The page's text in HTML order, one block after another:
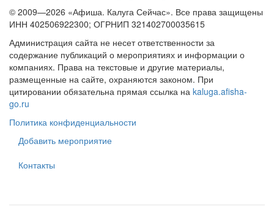
© 2009—2026 «Афиша. Калуга Сейчас». Все права защищены
ИНН 402506922300; ОГРНИП 321402700035615
Администрация сайта не несет ответственности за
содержание публикаций о мероприятиях и информации о
компаниях. Права на текстовые и другие материалы,
размещенные на сайте, охраняются законом. При
цитировании обязательна прямая ссылка на kaluga.afisha-
go.ru
Политика конфиденциальности
Добавить мероприятие
Контакты